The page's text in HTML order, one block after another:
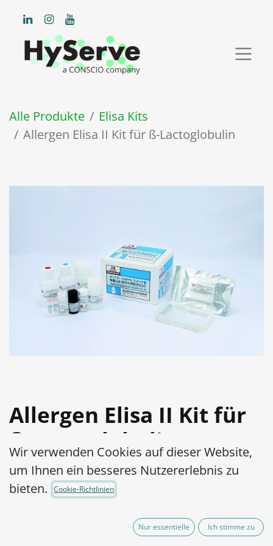
Alle Produkte
Elisa Kits
Allergen Elisa II Kit für ß-Lactoglobulin
Allergen Elisa II Kit für
ß-Lactoglobulin
Artikel-Nr.:15000092-001
Allergennachweis in stark verarbeiteten
Hohe Sensitivität (LOD: 0,31 ppm)
Wir verwenden Cookies auf dieser Website,
um Ihnen ein besseres Nutzererlebnis zu
bieten.
Cookie-Richtlinien
Nur essentielle Ich stimme zu